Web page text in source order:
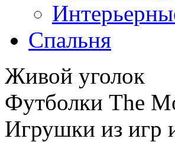
Спальня
Живой уголок
Футболки The
Игрушки из игр